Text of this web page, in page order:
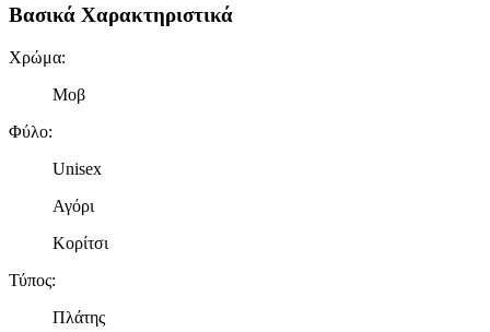
Βασικά Χαρακτηριστικά
Χρώμα:
Μοβ
Φύλο:
Unisex
Αγόρι
Κορίτσι
Τύπος:
Πλάτης